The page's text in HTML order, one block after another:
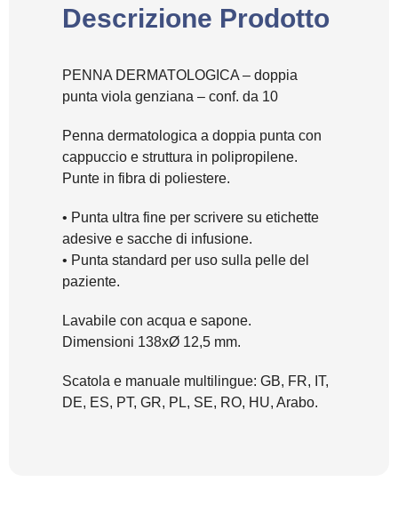
Descrizione Prodotto
PENNA DERMATOLOGICA – doppia
punta viola genziana – conf. da 10
Penna dermatologica a doppia punta con
cappuccio e struttura in polipropilene.
Punte in fibra di poliestere.
• Punta ultra fine per scrivere su etichette
adesive e sacche di infusione.
• Punta standard per uso sulla pelle del
paziente.
Lavabile con acqua e sapone.
Dimensioni 138xØ 12,5 mm.
Scatola e manuale multilingue: GB, FR, IT,
DE, ES, PT, GR, PL, SE, RO, HU, Arabo.